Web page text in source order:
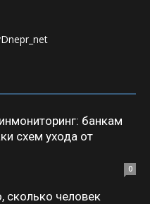
банкам
схем ухода от
0
сколько человек